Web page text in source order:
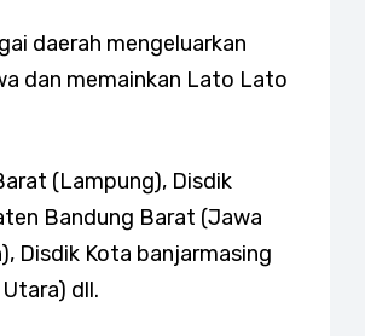
daerah mengeluarkan
dan memainkan Lato Lato
(Lampung), Disdik
Bandung Barat (Jawa
Disdik Kota banjarmasing
dll.